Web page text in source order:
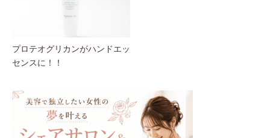
プロテオグリカンがハンドエッ
センスに！！